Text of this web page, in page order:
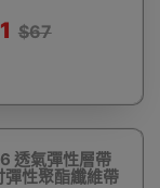
$67
透氣彈性層帶
性聚酯纖維帶